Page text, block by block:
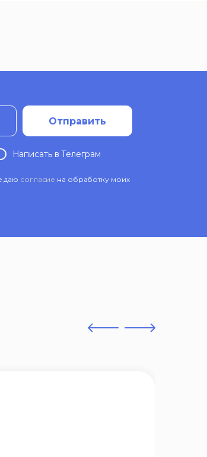
Отправить
Написать в Телеграм
даю согласие на обработку моих